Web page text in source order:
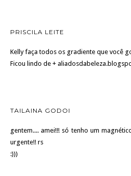
PRISCILA LEITE
Kelly faça todos os gradiente que você
Ficou lindo de +
TAILAINA GODOI
gentem.... amei!!! só tenho um
urgente!! rs
:)))